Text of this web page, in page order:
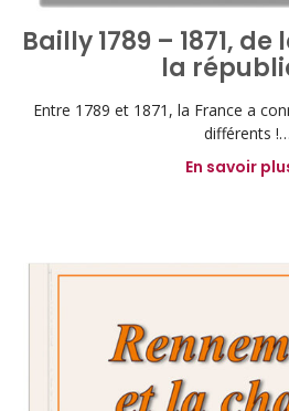
Bailly 1789 – 1871,
la
Entre 1789 et 1871, la France a
différents !…
En savoir